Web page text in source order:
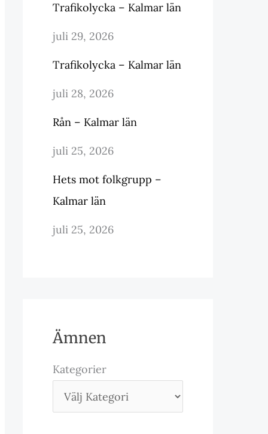
Trafikolycka – Kalmar län
juli 29, 2026
Trafikolycka – Kalmar län
juli 28, 2026
Rån – Kalmar län
juli 25, 2026
Hets mot folkgrupp –
Kalmar län
juli 25, 2026
Ämnen
Kategorier